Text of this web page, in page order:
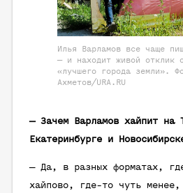
Илья Варламов все чаще
— и находит живой отклик
«лучшего города земли».
Ахметов/URA.RU
— Зачем Варламов хайпит на
Екатеринбурге и
— Да, в разных форматах,
хайпово, где-то чуть